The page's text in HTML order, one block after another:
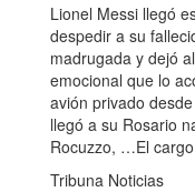
Lionel Messi llegó
despedir a su
madrugada y dejó
emocional que lo
avión privado
llegó a su Rosario
Rocuzzo, …El
Tribuna Noticias